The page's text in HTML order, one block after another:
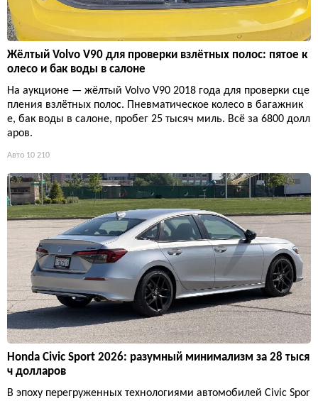
Жёлтый Volvo V90 для проверки взлётных полос: пятое к
олесо и бак воды в салоне
На аукционе — жёлтый Volvo V90 2018 года для проверки сце
пления взлётных полос. Пневматическое колесо в багажник
е, бак воды в салоне, пробег 25 тысяч миль. Всё за 6800 долл
аров.
Авто 10 210
Honda Civic Sport 2026: разумный минимализм за 28 тыся
ч долларов
В эпоху перегруженных технологиями автомобилей Civic Spor